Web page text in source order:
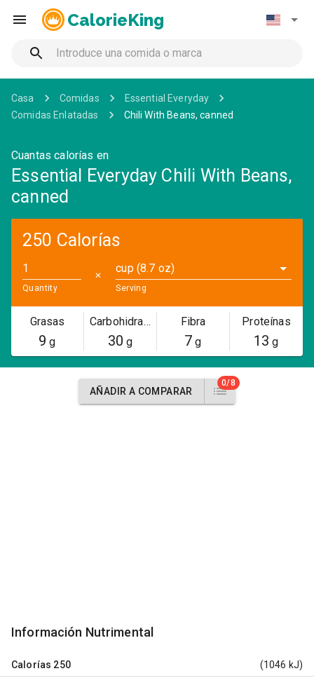
CalorieKing
Casa Comidas
Essential Everyday
Comidas Enlatadas
Chili With Beans, canned
Cuantas calorías en
Essential Everyday Chili With Beans,
canned
250 Calorías
Quantity
✕
cup (8.7 oz)
Serving
Grasas
9 g
Carbohidratos
30 g
Fibra
7 g
Proteínas
13 g
AÑADIR A COMPARAR
0/8
Información Nutrimental
Calorías 250 (1046 kJ)